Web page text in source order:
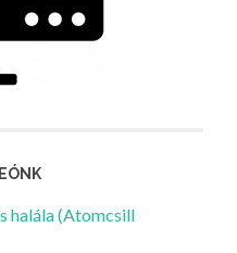
halála (Atomcsill